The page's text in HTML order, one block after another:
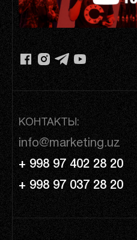
КОНТАКТЫ:
info@marketing.uz
+ 998 97 402 28 20
+ 998 97 037 28 20